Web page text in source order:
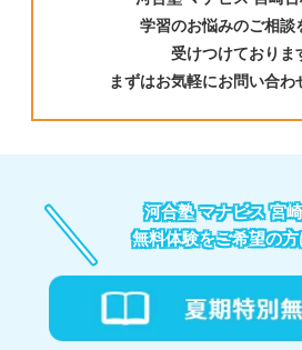
01
座。自分に合った講座を選べるか
的確に引き上げる。
「映像授業を一人で見ても内容を
思っていませんか？マナビスには
プレベルの河合塾精鋭講師陣によ
の入試問題や模試データを反映し
だけのテキストがあります。基礎
学習のお悩みのご相談
受けつけておりま
まずはお気軽にお問い合わ
河合塾 マナビス 宮
無料体験をご希望の